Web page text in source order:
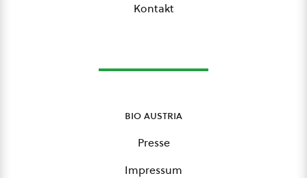
Kontakt
bio austria
Presse
Impressum